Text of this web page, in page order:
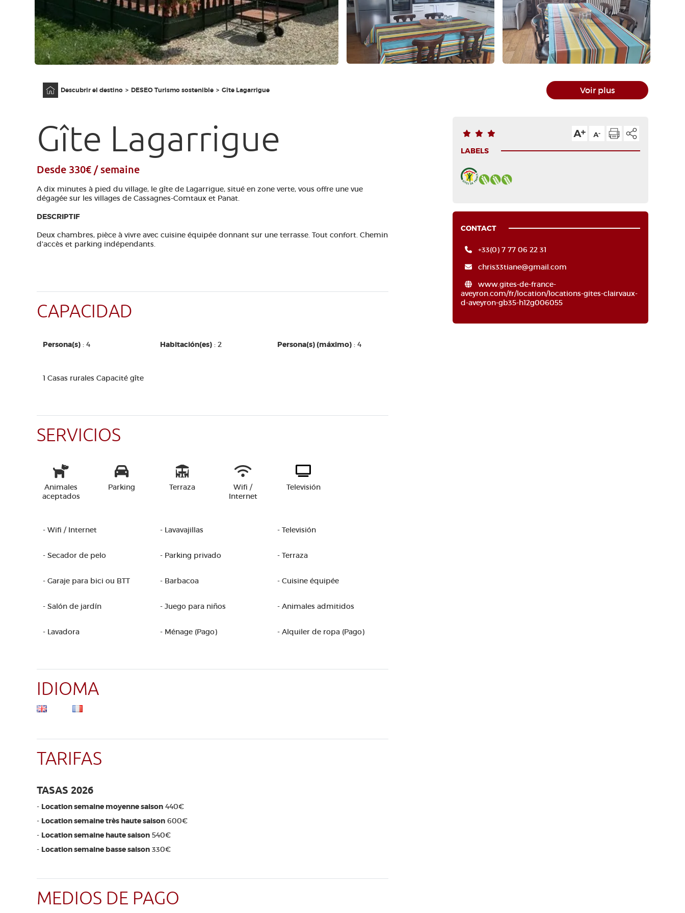
Descubrir el destino DESEO Turismo sostenible Gîte Lagarrigue Voir plus
Gîte Lagarrigue
Desde 330€ / semaine
A dix minutes à pied du village, le gîte de Lagarrigue, situé en zone verte, vous offre une vue
dégagée sur les villages de Cassagnes-Comtaux et Panat.
DESCRIPTIF
Deux chambres, pièce à vivre avec cuisine équipée donnant sur une terrasse. Tout confort. Chemin
d'accès et parking indépendants.
CAPACIDAD
Persona(s) : 4 Habitación(es) : 2 Persona(s) (máximo) : 4
1 Casas rurales Capacité gîte
SERVICIOS
Animales
aceptados
Parking Terraza
Wifi /
Internet
Televisión
- Wifi / Internet - Lavavajillas - Televisión
- Secador de pelo - Parking privado - Terraza
- Garaje para bici ou BTT - Barbacoa - Cuisine équipée
- Salón de jardín - Juego para niños - Animales admitidos
- Lavadora - Ménage (Pago) - Alquiler de ropa (Pago)
IDIOMA
TARIFAS
TASAS 2026
- Location semaine moyenne saison 440€
- Location semaine très haute saison 600€
- Location semaine haute saison 540€
- Location semaine basse saison 330€
MEDIOS DE PAGO
LABELS
CONTACT
+33(0) 7 77 06 22 31
chris33tiane@gmail.com
www.gites-de-france-
aveyron.com/fr/location/locations-gites-clairvaux-
d-aveyron-gb35-h12g006055